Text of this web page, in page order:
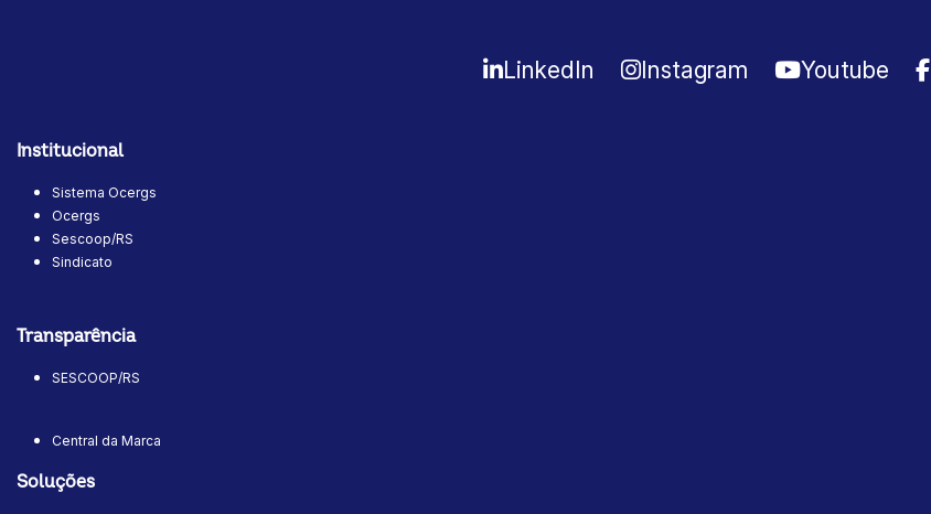
LinkedIn Instagram Youtube
Institucional
Sistema Ocergs
Ocergs
Sescoop/RS
Sindicato
Transparência
SESCOOP/RS
Central da Marca
Soluções